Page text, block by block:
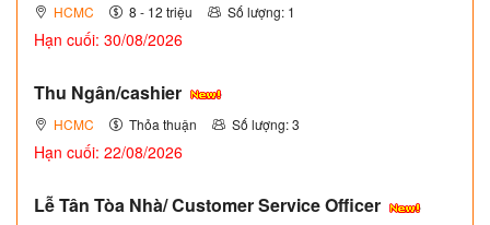
HCMC 8 - 12 triệu Số lượng: 1
Hạn cuối: 30/08/2026
Thu Ngân/cashier
HCMC Thỏa thuận Số lượng: 3
Hạn cuối: 22/08/2026
Lễ Tân Tòa Nhà/ Customer Service Officer